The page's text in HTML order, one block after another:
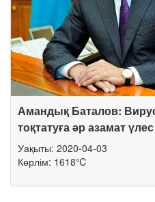
Амандық Баталов:
тоқтатуға əр азамат үлес
Уақыты: 2020-04-03
Көрлім: 1618℃